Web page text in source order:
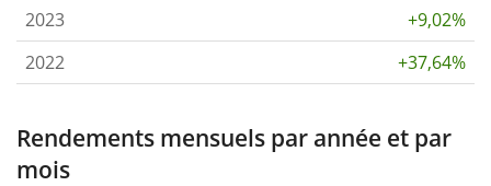
2023
+9,02%
2022
+37,64%
Rendements mensuels par année et par
mois